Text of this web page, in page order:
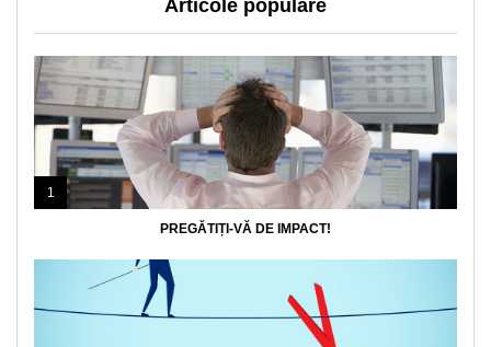
Articole populare
1
PREGĂTIȚI-VĂ DE IMPACT!